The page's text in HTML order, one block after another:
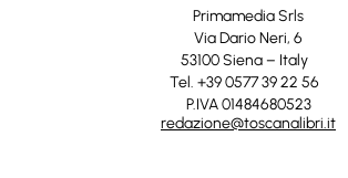
Primamedia Srls
Via Dario Neri, 6
53100 Siena – Italy
Tel. +39 0577 39 22 56
P.IVA 01484680523
redazione@toscanalibri.it